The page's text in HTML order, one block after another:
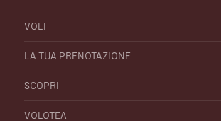
VOLI
LA TUA PRENOTAZIONE
SCOPRI
VOLOTEA